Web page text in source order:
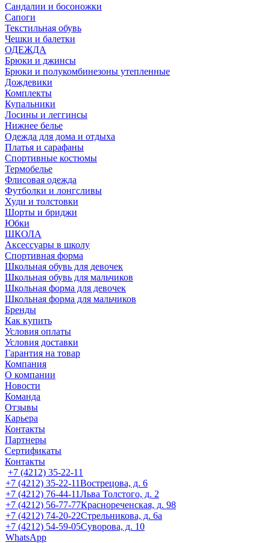
Сандалии и босоножки
Сапоги
Текстильная обувь
Чешки и балетки
ОДЕЖДА
Брюки и джинсы
Брюки и полукомбинезоны утепленные
Дождевики
Комплекты
Купальники
Лосины и леггинсы
Нижнее белье
Одежда для дома и отдыха
Платья и сарафаны
Спортивные костюмы
Термобелье
Флисовая одежда
Футболки и лонгсливы
Худи и толстовки
Шорты и бриджи
Юбки
ШКОЛА
Аксессуары в школу
Спортивная форма
Школьная обувь для девочек
Школьная обувь для мальчиков
Школьная форма для девочек
Школьная форма для мальчиков
Бренды
Как купить
Условия оплаты
Условия доставки
Гарантия на товар
Компания
О компании
Новости
Команда
Отзывы
Карьера
Контакты
Партнеры
Сертификаты
Контакты
+7 (4212) 35-22-11
+7 (4212) 35-22-11Вострецова, д. 6
+7 (4212) 76-44-11Льва Толстого, д. 2
+7 (4212) 56-77-77Краснореченская, д. 98
+7 (4212) 74-20-22Стрельникова, д. 6а
+7 (4212) 54-59-05Суворова, д. 10
WhatsApp